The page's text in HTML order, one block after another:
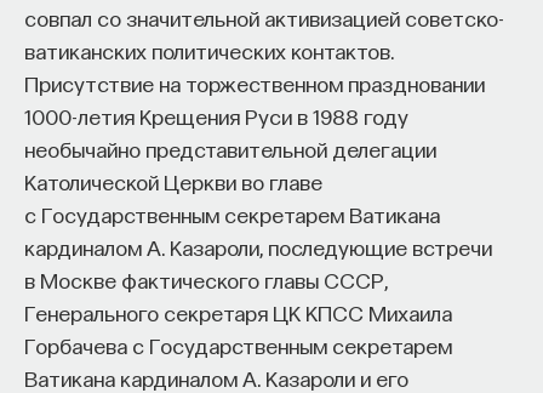
совпал со значительной активизацией советско-
ватиканских политических контактов.
Присутствие на торжественном праздновании
1000-летия Крещения Руси в 1988 году
необычайно представительной делегации
Католической Церкви во главе
с Государственным секретарем Ватикана
кардиналом А. Казароли, последующие встречи
в Москве фактического главы СССР,
Генерального секретаря ЦК КПСС Михаила
Горбачева с Государственным секретарем
Ватикана кардиналом А. Казароли и его